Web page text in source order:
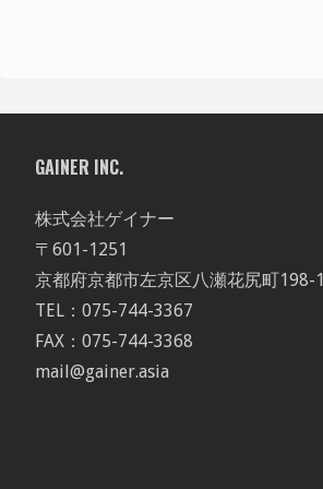
GAINER INC.
株式会社ゲイナー
〒601-1251
京都府京都市左京区八瀬花尻町198-1
TEL：075-744-3367
FAX：075-744-3368
mail@gainer.asia